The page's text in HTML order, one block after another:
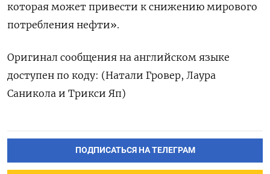
которая может привести к снижению мирового
потребления нефти».
Оригинал сообщения на английском языке
доступен по коду: (Натали Гровер, Лаура
Саникола и Трикси Яп)
ПОДПИСАТЬСЯ НА ТЕЛЕГРАМ